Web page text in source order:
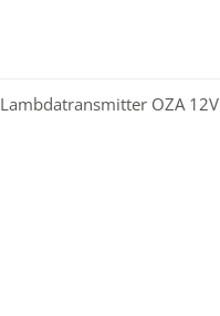
Lambdatransmitter OZA 12V